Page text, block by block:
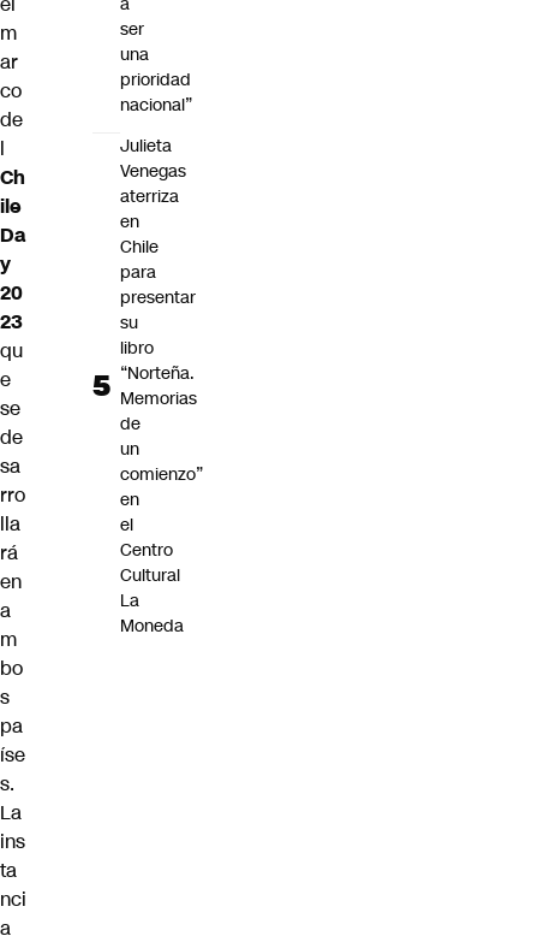
m
ar
co
de
l
Ch
ile
Da
y
20
23
qu
e
se
de
sa
rro
lla
rá
en
a
m
bo
s
pa
íse
s.
La
ins
ta
nci
a
ser
una
prioridad
nacional”
Julieta
Venegas
aterriza
en
Chile
para
presentar
su
libro
“Norteña.
Memorias
de
un
comienzo”
en
el
Centro
Cultural
La
Moneda